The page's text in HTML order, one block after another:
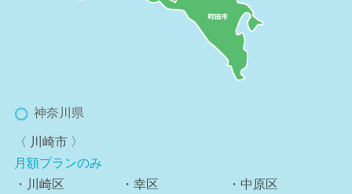
神奈川県
〈 川崎市 〉
月額プランのみ
・川崎区
・幸区
・中原区